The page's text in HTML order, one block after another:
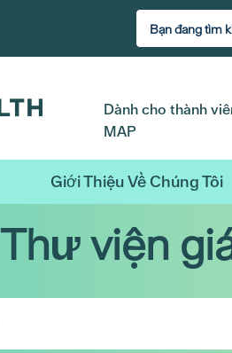
Dành cho thành
MAP
Giới Thiệu Về Chúng Tôi
Thư viện